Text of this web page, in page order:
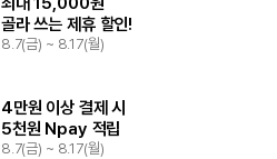
8.7(금) ~ 8.17(월)
골라 쓰는 제휴 할인!
8.7(금) ~ 8.17(월)
4만원 이상 결제 시
5천원 Npay 적립